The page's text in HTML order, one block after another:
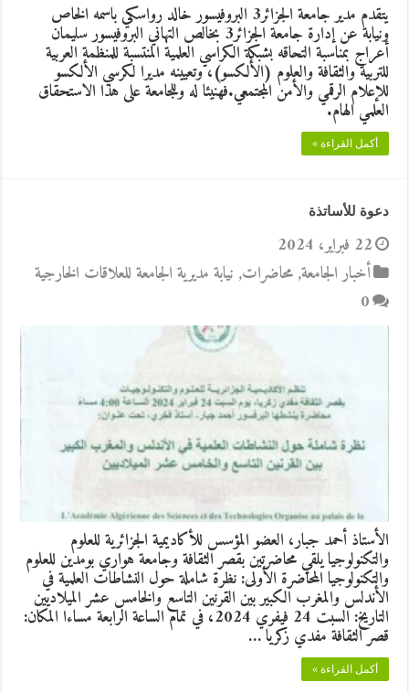
يتقدم مدير جامعة الجزائر3 البروفيسور خالد رواسكي باسمه الخاص
ونيابة عن إدارة جامعة الجزائر3 بخالص التهاني البروفيسور سليمان
أعراج بمناسبة التحاقه بشبكة الكراسي العلمية المنتسبة للمنظمة العربية
للتربية والثقافة والعلوم (الألكسو)، وتعيينه مديرا لكرسي الألكسو
للإعلام الرقمي والأمن المجتمعي.فهنيئا له وللجامعة على هذا الاستحقاق
العلمي الهام.
أكمل القراءة »
دعوة للأساتذة
22 فبراير، 2024
أخبار الجامعة,محاضرات, نيابة مديرية الجامعة للعلاقات الخارجية
0
الأستاذ أحمد جبار، العضو المؤسس للأكاديمية الجزائرية للعلوم
والتكنولوجيا يلقي محاضرتين بقصر الثقافة وجامعة هواري بومدين للعلوم
والتكنولوجيا المحاضرة الأولى: نظرة شاملة حول النشاطات العلمية في
الأندلس والمغرب الكبير بين القرنين التاسع والخامس عشر الميلاديين
التاريخ: السبت 24 فيفري 2024، في تمام الساعة الرابعة مساءا المكان:
قصر الثقافة مفدي زكريا …
أكمل القراءة »